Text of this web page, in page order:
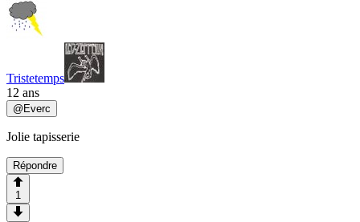
Tristetemps
12 ans
@ Everc
Jolie tapisserie
Répondre
1